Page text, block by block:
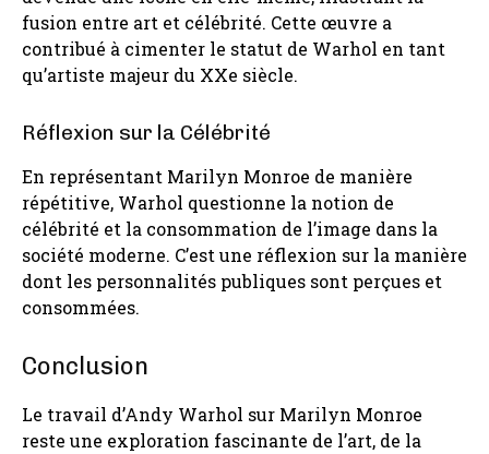
fusion entre art et célébrité. Cette œuvre a
contribué à cimenter le statut de Warhol en tant
qu’artiste majeur du XXe siècle.
Réflexion sur la Célébrité
En représentant Marilyn Monroe de manière
répétitive, Warhol questionne la notion de
célébrité et la consommation de l’image dans la
société moderne. C’est une réflexion sur la manière
dont les personnalités publiques sont perçues et
consommées.
Conclusion
Le travail d’Andy Warhol sur Marilyn Monroe
reste une exploration fascinante de l’art, de la